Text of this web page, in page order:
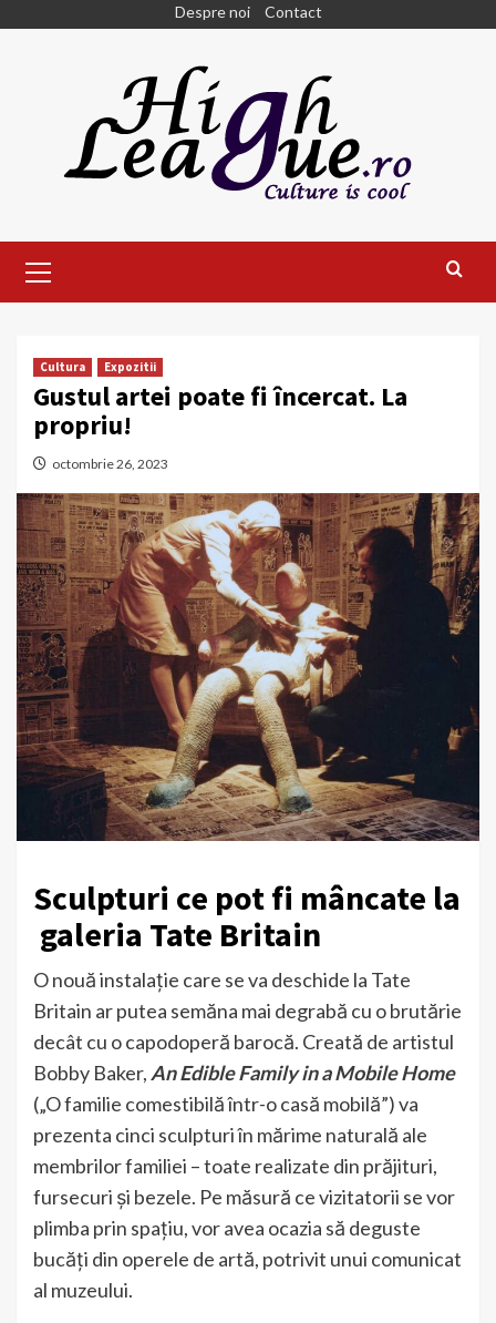
Despre noi Contact
Menu
Cultura Expozitii
Gustul artei poate fi încercat. La
propriu!
octombrie 26, 2023
Sculpturi ce pot fi mâncate la
galeria Tate Britain
O nouă instalație care se va deschide la Tate
Britain ar putea semăna mai degrabă cu o brutărie
decât cu o capodoperă barocă. Creată de artistul
Bobby Baker, An Edible Family in a Mobile Home
(„O familie comestibilă într-o casă mobilă”) va
prezenta cinci sculpturi în mărime naturală ale
membrilor familiei – toate realizate din prăjituri,
fursecuri și bezele. Pe măsură ce vizitatorii se vor
plimba prin spațiu, vor avea ocazia să deguste
bucăți din operele de artă, potrivit unui comunicat
al muzeului.